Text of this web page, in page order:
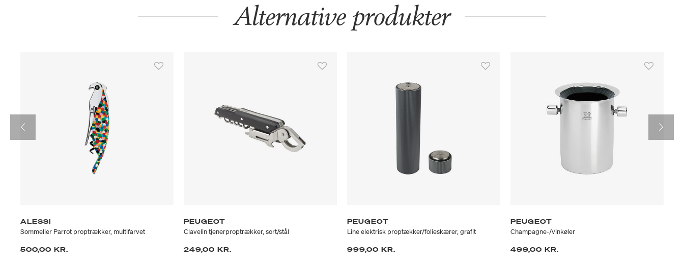
Alternative produkter
ALESSI
Sommelier Parrot proptrækker, multifarvet
500,00 KR.
PEUGEOT
Clavelin tjenerproptrækker, sort/stål
249,00 KR.
PEUGEOT
Line elektrisk proptækker/folieskærer, grafit
999,00 KR.
PEUGEOT
Champagne-/vinkøler
499,00 KR.